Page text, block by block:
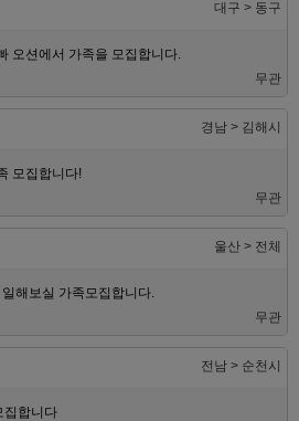
대구 > 동구
오션에서 가족을 모집합니다.
무관
경남 > 김해시
모집합니다!
무관
울산 > 전체
해보실 가족모집합니다.
무관
전남 > 순천시
집합니다